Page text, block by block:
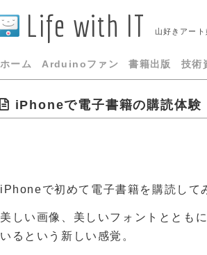
Life with IT 山好きアー
ホーム Arduinoファン 書籍出版 技術
iPhoneで電子書籍の購読体験
iPhoneで初めて電子書籍を購読して
美しい画像、美しいフォントととも
いるという新しい感覚。